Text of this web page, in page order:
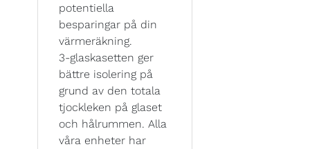
potentiella
besparingar på din
värmeräkning.
3-glaskasetten ger
bättre isolering på
grund av den totala
tjockleken på glaset
och hålrummen. Alla
våra enheter har